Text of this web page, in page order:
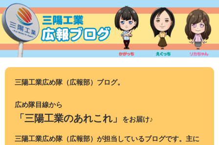
ン
テ
ツ
三陽工業広め隊（広報部）ブログ。
広め隊目線から
「三陽工業のあれこれ」 をお届け♪
三陽工業広め隊（広報部）が担当しているブログです。主に